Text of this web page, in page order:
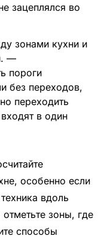
зацеплялся во
зонами кухни и
—
пороги
без переходов,
переходить
в один
особенно если
вдоль
зоны, где
способы